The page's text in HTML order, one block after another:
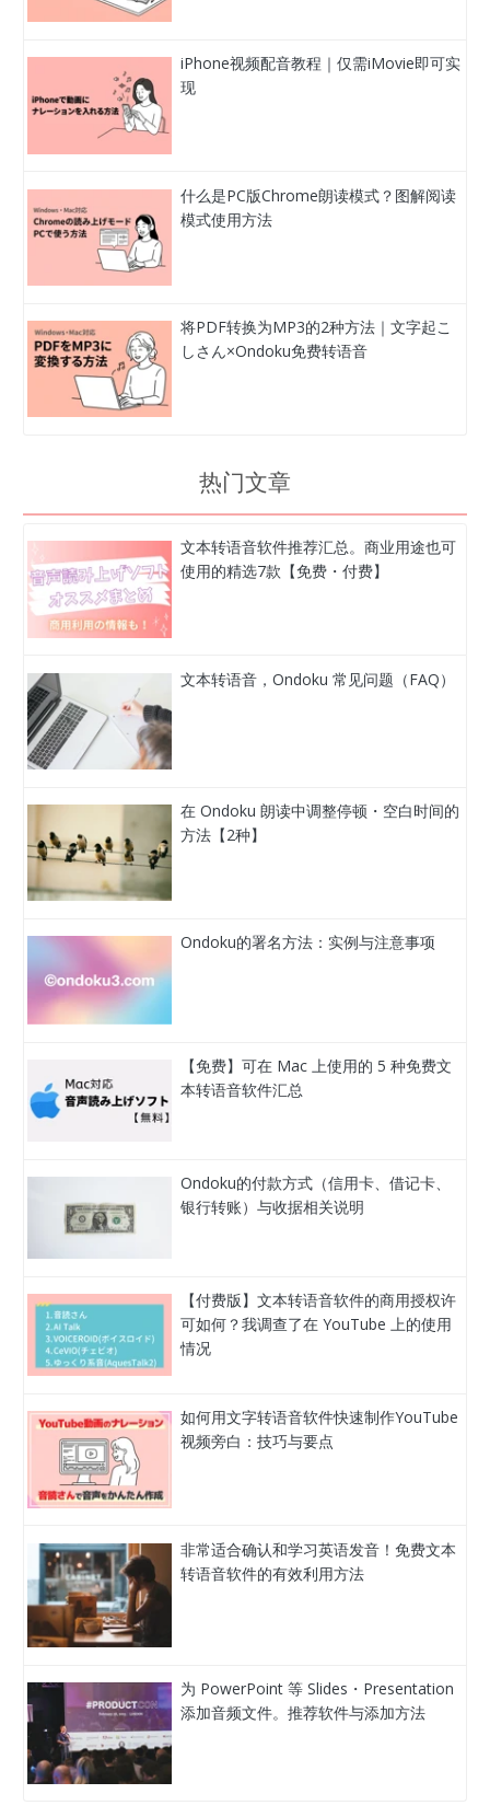
iPhone视频配音教程｜仅需iMovie即可实
现
什么是PC版Chrome朗读模式？图解阅读
模式使用方法
将PDF转换为MP3的2种方法｜文字起こ
しさん×Ondoku免费转语音
热门文章
文本转语音软件推荐汇总。商业用途也可
使用的精选7款【免费・付费】
文本转语音，Ondoku 常见问题（FAQ）
在 Ondoku 朗读中调整停顿・空白时间的
方法【2种】
Ondoku的署名方法：实例与注意事项
【免费】可在 Mac 上使用的 5 种免费文
本转语音软件汇总
Ondoku的付款方式（信用卡、借记卡、
银行转账）与收据相关说明
【付费版】文本转语音软件的商用授权许
可如何？我调查了在 YouTube 上的使用
情况
如何用文字转语音软件快速制作YouTube
视频旁白：技巧与要点
非常适合确认和学习英语发音！免费文本
转语音软件的有效利用方法
为 PowerPoint 等 Slides・Presentation
添加音频文件。推荐软件与添加方法